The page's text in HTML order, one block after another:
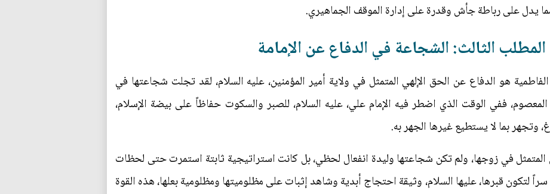
يدل على رباطة جأش وقدرة على إدارة الموقف الجماهيري.
المطلب الثالث: الشجاعة في الدفاع عن الإمامة
هو الدفاع عن الحق الإلهي المتمثل في ولاية أمير المؤمنين، عليه السلام، لقد تجلت شجاعتها في
المعصوم، ففي الوقت الذي اضطر فيه الإمام علي، عليه السلام، للصبر والسكوت حفاظاً على بيضة الإسلام،
وتجهر بما لا يستطيع غيرها الجهر به.
في زوجها، ولم تكن شجاعتها وليدة انفعال لحظي، بل كانت استراتيجية ثابتة استمرت حتى لحظات
لتكون قبرها، عليها السلام، وثيقة احتجاج أبدية وشاهد إثبات على مظلوميتها ومظلومية بعلها، هذه القوة